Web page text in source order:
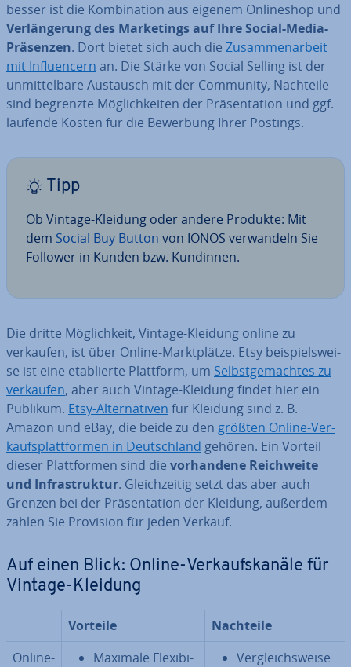
besser ist die Kom­bi­na­ti­on aus eigenem On­line­shop und
Ver­län­ge­rung des Mar­ke­tings auf Ihre Social-Media-
Präsenzen. Dort bietet sich auch die Zu­sam­men­ar­beit
mit In­fluen­cern an. Die Stärke von Social Selling ist der
un­mit­tel­ba­re Austausch mit der Community, Nachteile
sind begrenzte Mög­lich­kei­ten der Prä­sen­ta­ti­on und ggf.
laufende Kosten für die Bewerbung Ihrer Postings.
Tipp
Ob Vintage-Kleidung oder andere Produkte: Mit
dem Social Buy Button von IONOS ver­wan­deln Sie
Follower in Kunden bzw. Kundinnen.
Die dritte Mög­lich­keit, Vintage-Kleidung online zu
verkaufen, ist über Online-Markt­plät­ze. Etsy bei­spiels­wei­
se ist eine eta­blier­te Plattform, um Selbst­ge­mach­tes zu
verkaufen, aber auch Vintage-Kleidung findet hier ein
Publikum. Etsy-Al­ter­na­ti­ven für Kleidung sind z. B.
Amazon und eBay, die beide zu den größten Online-Ver­
kaufs­platt­for­men in Deutsch­land gehören. Ein Vorteil
dieser Platt­for­men sind die vor­han­de­ne Reich­wei­te
und In­fra­struk­tur. Gleich­zei­tig setzt das aber auch
Grenzen bei der Prä­sen­ta­ti­on der Kleidung, außerdem
zahlen Sie Provision für jeden Verkauf.
Auf einen Blick: Online-Ver­kaufs­ka­nä­le für
Vintage-Kleidung
Vorteile
Nachteile
On­line­
Maximale Fle­xi­bi­
Ver­gleichs­wei­se